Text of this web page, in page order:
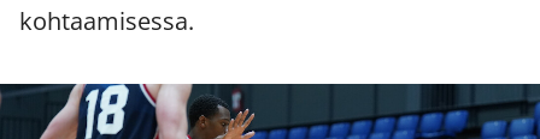
kohtaamisessa.